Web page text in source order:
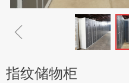
ꁆ
指纹储物柜